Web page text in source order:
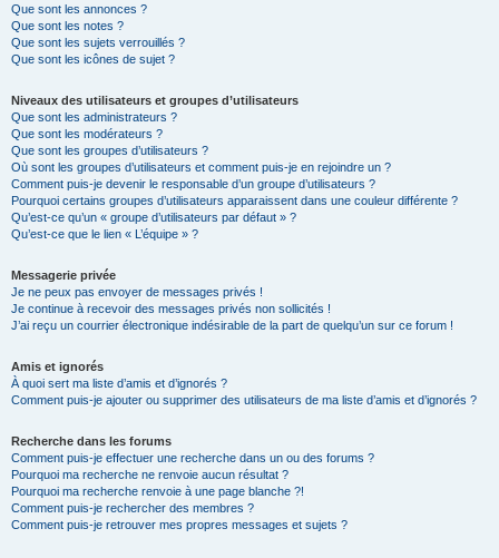
Que sont les annonces ?
Que sont les notes ?
Que sont les sujets verrouillés ?
Que sont les icônes de sujet ?
Niveaux des utilisateurs et groupes d’utilisateurs
Que sont les administrateurs ?
Que sont les modérateurs ?
Que sont les groupes d’utilisateurs ?
Où sont les groupes d’utilisateurs et comment puis-je en rejoindre un ?
Comment puis-je devenir le responsable d’un groupe d’utilisateurs ?
Pourquoi certains groupes d’utilisateurs apparaissent dans une couleur différente ?
Qu’est-ce qu’un « groupe d’utilisateurs par défaut » ?
Qu’est-ce que le lien « L’équipe » ?
Messagerie privée
Je ne peux pas envoyer de messages privés !
Je continue à recevoir des messages privés non sollicités !
J’ai reçu un courrier électronique indésirable de la part de quelqu’un sur ce forum !
Amis et ignorés
À quoi sert ma liste d’amis et d’ignorés ?
Comment puis-je ajouter ou supprimer des utilisateurs de ma liste d’amis et d’ignorés ?
Recherche dans les forums
Comment puis-je effectuer une recherche dans un ou des forums ?
Pourquoi ma recherche ne renvoie aucun résultat ?
Pourquoi ma recherche renvoie à une page blanche ?!
Comment puis-je rechercher des membres ?
Comment puis-je retrouver mes propres messages et sujets ?